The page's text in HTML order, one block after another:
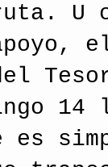
es